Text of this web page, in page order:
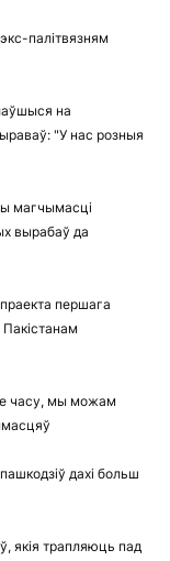
палітвязням
на
"У нас розныя
магчымасці
вырабаў да
першага
часу, мы можам
дахі больш
якія трапляюць пад